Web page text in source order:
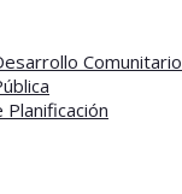
Comunitario
Planificación